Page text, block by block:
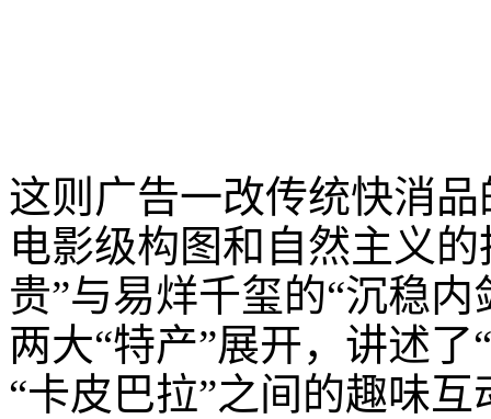
这则广告一改传统快消
电影级构图和自然主义
贵”与易烊千玺的“沉稳
两大“特产”展开，讲述
“卡皮巴拉”之间的趣味